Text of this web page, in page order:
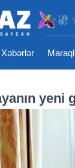
Xəbərlər